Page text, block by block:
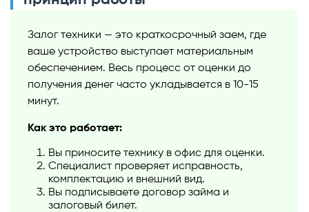
Залог техники — это краткосрочный заем, где
ваше устройство выступает материальным
обеспечением. Весь процесс от оценки до
получения денег часто укладывается в 10-15
минут.
Как это работает:
Вы приносите технику в офис для оценки.
Специалист проверяет исправность,
комплектацию и внешний вид.
Вы подписываете договор займа и
залоговый билет.